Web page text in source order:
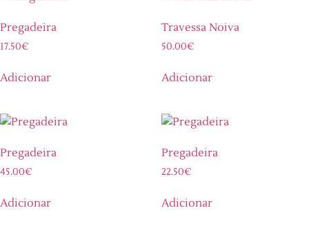
Pregadeira
17.50€
Adicionar
Travessa Noiva
50.00€
Adicionar
Pregadeira
45.00€
Adicionar
Pregadeira
22.50€
Adicionar